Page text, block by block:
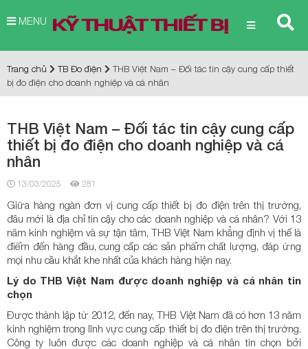
MENU
Trang chủ TB Đo điện
THB Việt Nam – Đối tác tin cậy cung cấp thiết
bị đo điện cho doanh nghiệp và cá nhân
THB Việt Nam – Đối tác tin cậy cung cấp
thiết bị đo điện cho doanh nghiệp và cá
nhân
13/03/2025 281
Giữa hàng ngàn đơn vị cung cấp thiết bị đo điện trên thị trường,
đâu mới là địa chỉ tin cậy cho các doanh nghiệp và cá nhân? Với 13
năm kinh nghiệm và sự tận tâm, THB Việt Nam khẳng định vị thế là
điểm đến hàng đầu, cung cấp các sản phẩm chất lượng, đáp ứng
mọi nhu cầu khắt khe nhất của khách hàng hiện nay.
Lý do THB Việt Nam được doanh nghiệp và cá nhân tin
chọn
Được thành lập từ 2012, đến nay, THB Việt Nam đã có hơn 13 năm
kinh nghiệm trong lĩnh vực cung cấp thiết bị đo điện trên thị trường.
Công ty luôn được các doanh nghiệp và cá nhân tin chọn bởi